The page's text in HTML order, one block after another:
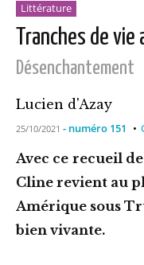
Littérature
Tranches de vie
Désenchantement
Lucien d'Azay
25/10/2021 - numéro 151
Avec ce recueil
Cline revient au
Amérique sous
bien vivante.